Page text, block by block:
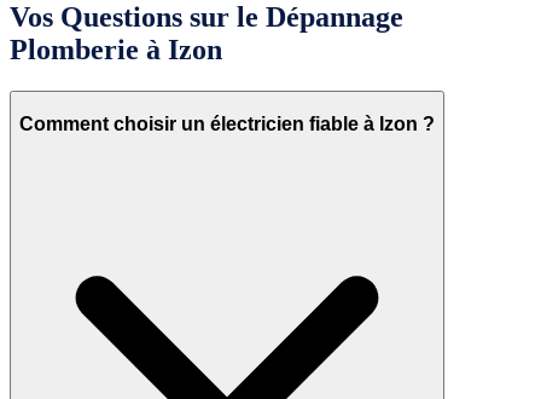
Vos Questions sur le Dépannage
Plomberie à Izon
Comment choisir un électricien fiable à Izon ?